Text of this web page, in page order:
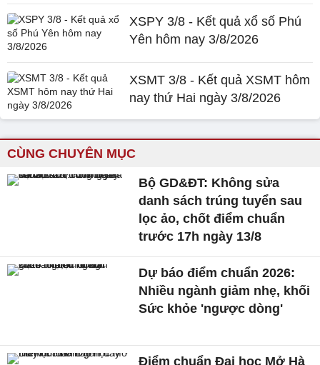
XSPY 3/8 - Kết quả xổ số Phú
Yên hôm nay 3/8/2026
XSMT 3/8 - Kết quả XSMT hôm
nay thứ Hai ngày 3/8/2026
CÙNG CHUYÊN MỤC
Bộ GD&ĐT: Không sửa
danh sách trúng tuyển sau
lọc ảo, chốt điểm chuẩn
trước 17h ngày 13/8
Dự báo điểm chuẩn 2026:
Nhiều ngành giảm nhẹ, khối
Sức khỏe 'ngược dòng'
Điểm chuẩn Đại học Mở Hà